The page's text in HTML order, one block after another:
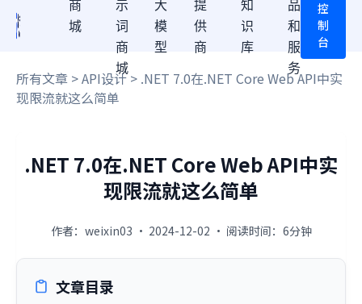
商
城
示
词
商
城
大
模
型
提
供
商
知
识
库
品
和
服
务
控
制
台
所有文章 >API设计> .NET 7.0在.NET Core Web API中实
现限流就这么简单
.NET 7.0在.NET Core Web API中实
现限流就这么简单
作者：weixin03 · 2024-12-02 · 阅读时间：6分钟
文章目录